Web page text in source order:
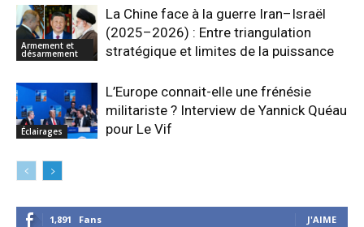
Armement et
désarmement
La Chine face à la guerre Iran–Israël
(2025–2026) : Entre triangulation
stratégique et limites de la puissance
Éclairages
L’Europe connait-elle une frénésie
militariste ? Interview de Yannick Quéau
pour Le Vif
1,891 Fans J'AIME